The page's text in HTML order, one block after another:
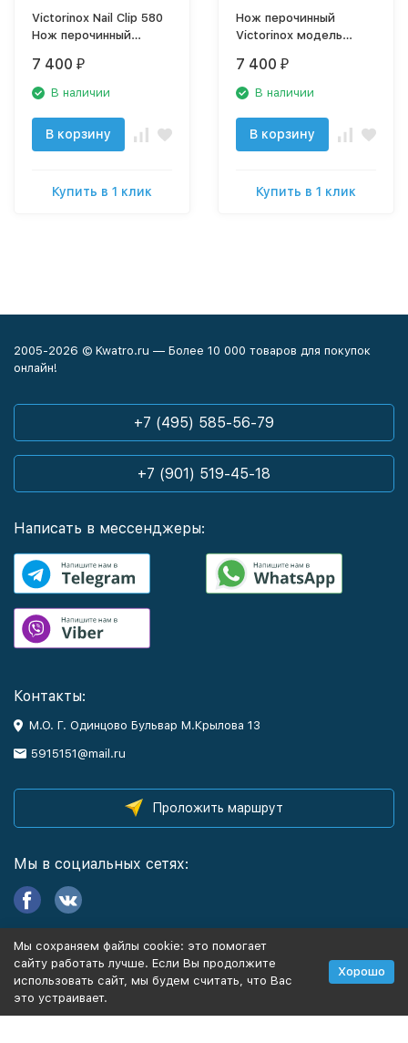
Victorinox Nail Clip 580
Нож перочинный
7 400 ₽
В наличии
В корзину
Купить в 1 клик
Нож перочинный
Victorinox модель
7 400 ₽
В наличии
В корзину
Купить в 1 клик
2005-2026 © Kwatro.ru — Более 10 000 товаров для покупок
онлайн!
+7 (495) 585-56-79
+7 (901) 519-45-18
Написать в мессенджеры:
Контакты:
М.О. Г. Одинцово Бульвар М.Крылова 13
5915151@mail.ru
Проложить маршрут
Мы в социальных сетях:
Информация
Политика персональных данных
Мы сохраняем файлы cookie: это помогает
сайту работать лучше. Если Вы продолжите
использовать сайт, мы будем считать, что Вас
это устраивает.
Хорошо